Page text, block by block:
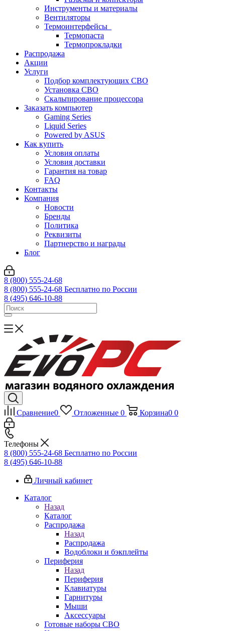
Инструменты и материалы
Вентиляторы
Термоинтерфейсы
Термопаста
Термопрокладки
Распродажа
Акции
Услуги
Подбор комплектующих СВО
Установка СВО
Скальпирование процессора
Заказать компьютер
Gaming Series
Liquid Series
Powered by ASUS
Как купить
Условия оплаты
Условия доставки
Гарантия на товар
FAQ
Контакты
Компания
Новости
Бренды
Политика
Реквизиты
Партнерство и награды
Блог
8 (800) 555-24-68
8 (800) 555-24-68 Бесплатно по России
8 (495) 646-10-88
Сравнение0 Отложенные 0 Корзина0 0
Телефоны
8 (800) 555-24-68 Бесплатно по России
8 (495) 646-10-88
Личный кабинет
Каталог
Назад
Каталог
Распродажа
Назад
Распродажа
Водоблоки и бэкплейты
Периферия
Назад
Периферия
Клавиатуры
Гарнитуры
Мыши
Аксессуары
Готовые наборы СВО